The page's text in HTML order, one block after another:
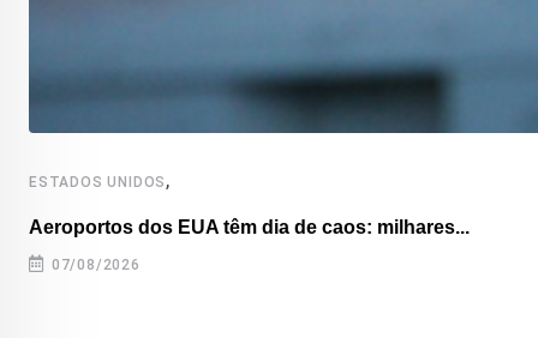
ESTADOS UNIDOS ,
Aeroportos dos EUA têm dia de caos: milhares...
07/08/2026